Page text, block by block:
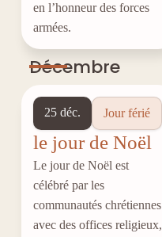
en l’honneur des forces
armées.
Décembre
25 déc. Jour férié
le jour de Noël
Le jour de Noël est
célébré par les
communautés chrétiennes
avec des offices religieux,